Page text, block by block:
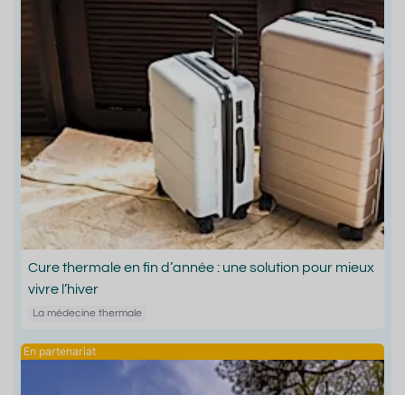
Cure thermale en fin d’année : une solution pour mieux
vivre l’hiver
La médecine thermale